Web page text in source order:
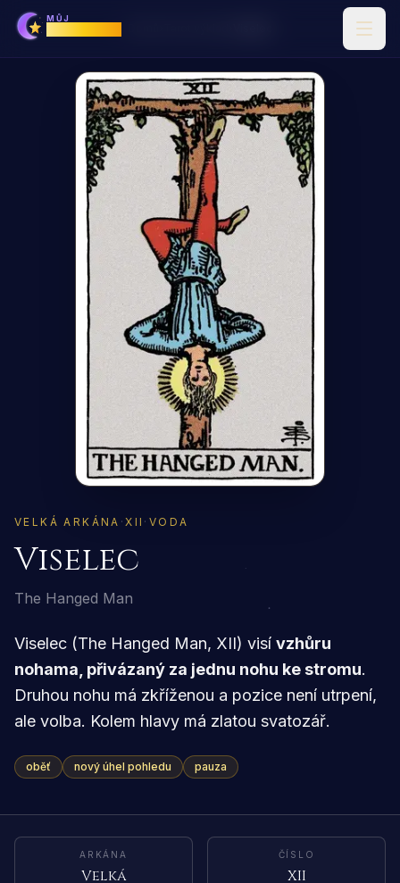
MŮJ
VELKÁ ARKÁNA ·XII · VODA
Viselec
The Hanged Man
Viselec (The Hanged Man, XII) visí vzhůru
nohama, přivázaný za jednu nohu ke stromu.
Druhou nohu má zkříženou a pozice není utrpení,
ale volba. Kolem hlavy má zlatou svatozář.
oběť nový úhel pohledu pauza
ARKÁNA
Velká
ČÍSLO
XII